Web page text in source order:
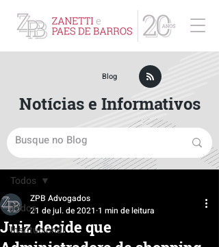
Post
Todos
Institucional
Todos
Juiz decide que
ZPB Advogados
21 de jul. de 2021 1 min de leitura
Blog
Notícias e Informativos